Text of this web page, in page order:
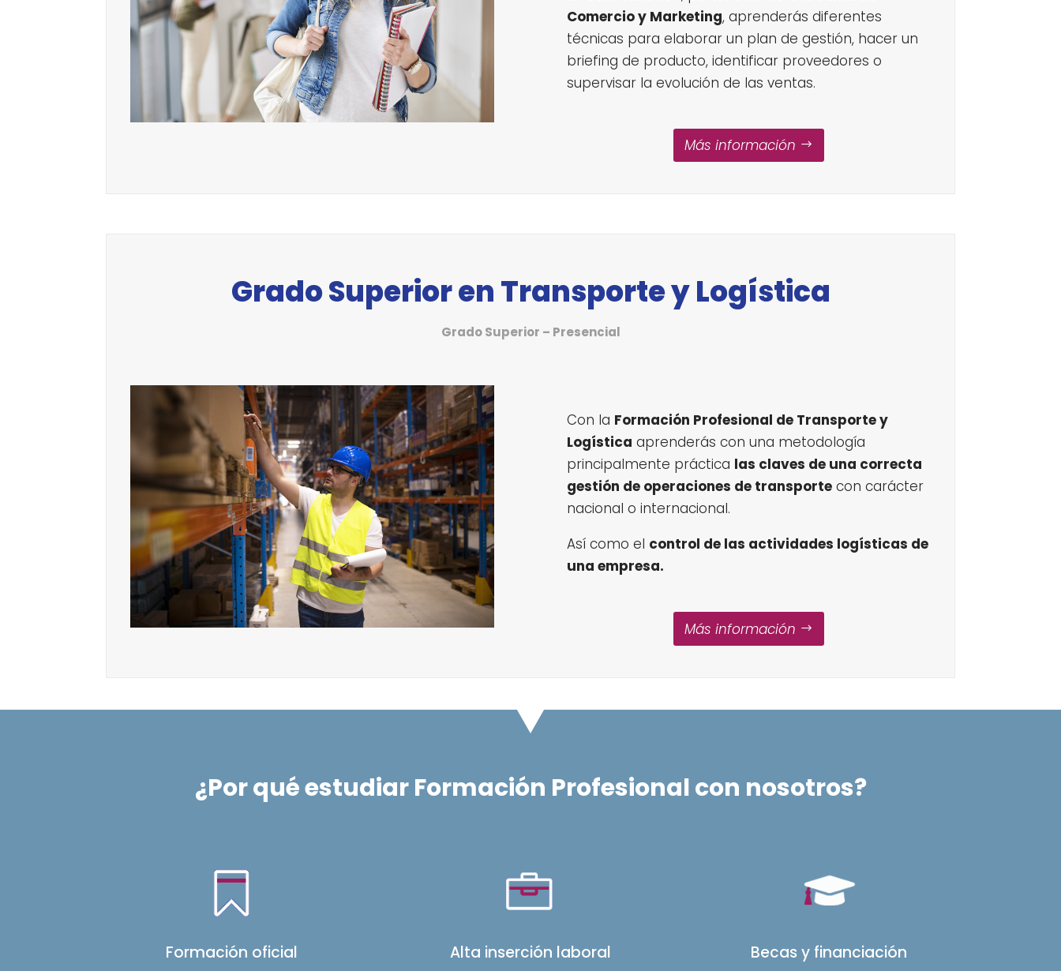
Comercio y Marketing, aprenderás diferentes
técnicas para elaborar un plan de gestión, hacer un
briefing de producto, identificar proveedores o
supervisar la evolución de las ventas.
Más información
Grado Superior en Transporte y Logística
Grado Superior – Presencial
Con la Formación Profesional de Transporte y
Logística aprenderás con una metodología
principalmente práctica las claves de una correcta
gestión de operaciones de transporte con carácter
nacional o internacional.
Así como el control de las actividades logísticas de
una empresa.
Más información
¿Por qué estudiar Formación Profesional con nosotros?
Formación oficial Alta inserción laboral Becas y financiación